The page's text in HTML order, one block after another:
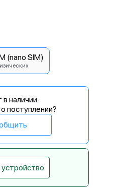
(nano SIM)
наличии.
поступлении?